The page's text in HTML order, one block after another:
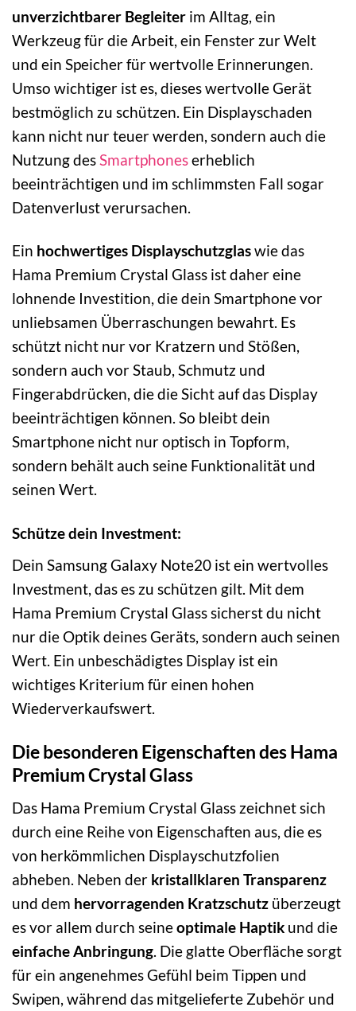
unverzichtbarer Begleiter im Alltag, ein
Werkzeug für die Arbeit, ein Fenster zur Welt
und ein Speicher für wertvolle Erinnerungen.
Umso wichtiger ist es, dieses wertvolle Gerät
bestmöglich zu schützen. Ein Displayschaden
kann nicht nur teuer werden, sondern auch die
Nutzung des Smartphoneserheblich
beeinträchtigen und im schlimmsten Fall sogar
Datenverlust verursachen.
Ein hochwertiges Displayschutzglaswie das
Hama Premium Crystal Glass ist daher eine
lohnende Investition, die dein Smartphone vor
unliebsamen Überraschungen bewahrt. Es
schützt nicht nur vor Kratzern und Stößen,
sondern auch vor Staub, Schmutz und
Fingerabdrücken, die die Sicht auf das Display
beeinträchtigen können. So bleibt dein
Smartphone nicht nur optisch in Topform,
sondern behält auch seine Funktionalität und
seinen Wert.
Schütze dein Investment:
Dein Samsung Galaxy Note20 ist ein wertvolles
Investment, das es zu schützen gilt. Mit dem
Hama Premium Crystal Glass sicherst du nicht
nur die Optik deines Geräts, sondern auch seinen
Wert. Ein unbeschädigtes Display ist ein
wichtiges Kriterium für einen hohen
Wiederverkaufswert.
Die besonderen Eigenschaften des Hama
Premium Crystal Glass
Das Hama Premium Crystal Glass zeichnet sich
durch eine Reihe von Eigenschaften aus, die es
von herkömmlichen Displayschutzfolien
abheben. Neben der kristallklaren Transparenz
und dem hervorragenden Kratzschutz überzeugt
es vor allem durch seineoptimale Haptik und die
einfache Anbringung . Die glatte Oberfläche sorgt
für ein angenehmes Gefühl beim Tippen und
Swipen, während das mitgelieferte Zubehör und